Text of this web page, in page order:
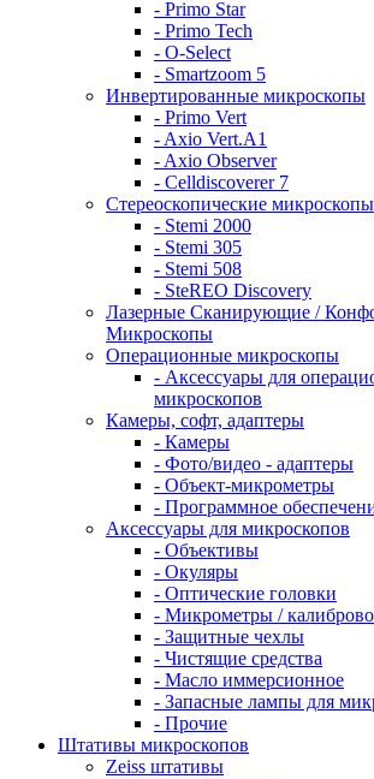
- Primo Star
- Primo Tech
- O-Select
- Smartzoom 5
Инвертированные микроскопы
- Primo Vert
- Axio Vert.A1
- Axio Observer
- Celldiscoverer 7
Стереоскопические микроскопы
- Stemi 2000
- Stemi 305
- Stemi 508
- SteREO Discovery
Лазерные Сканирующие /
Микроскопы
Операционные микроскопы
- Аксессуары для
микроскопов
Камеры, софт, адаптеры
- Камеры
- Фото/видео - адаптеры
- Объект-микрометры
- Программное
Аксессуары для микроскопов
- Объективы
- Окуляры
- Оптические головки
- Микрометры /
- Защитные чехлы
- Чистящие средства
- Масло иммерсионное
- Запасные лампы для
- Прочие
Штативы микроскопов
Zeiss штативы